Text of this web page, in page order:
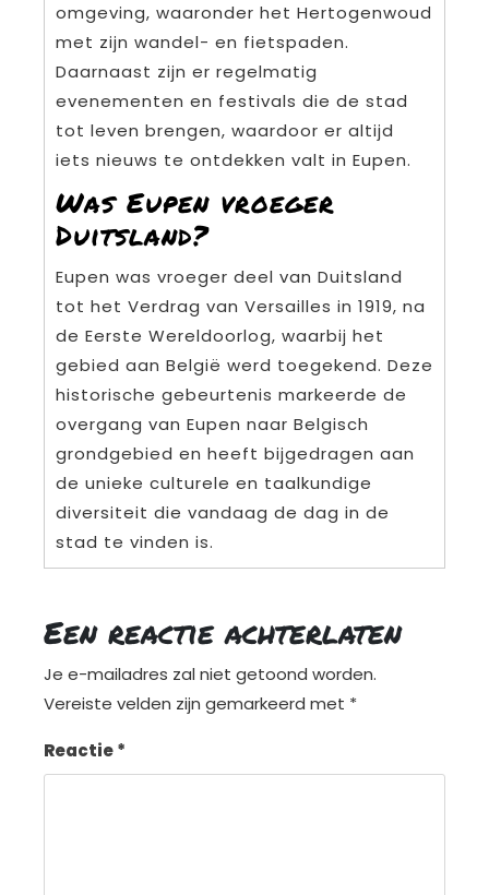
omgeving, waaronder het Hertogenwoud
met zijn wandel- en fietspaden.
Daarnaast zijn er regelmatig
evenementen en festivals die de stad
tot leven brengen, waardoor er altijd
iets nieuws te ontdekken valt in Eupen.
Was Eupen vroeger
Duitsland?
Eupen was vroeger deel van Duitsland
tot het Verdrag van Versailles in 1919, na
de Eerste Wereldoorlog, waarbij het
gebied aan België werd toegekend. Deze
historische gebeurtenis markeerde de
overgang van Eupen naar Belgisch
grondgebied en heeft bijgedragen aan
de unieke culturele en taalkundige
diversiteit die vandaag de dag in de
stad te vinden is.
Een reactie achterlaten
Je e-mailadres zal niet getoond worden.
Vereiste velden zijn gemarkeerd met *
Reactie*